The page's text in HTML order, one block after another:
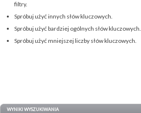
filtry.
Spróbuj użyć innych słów kluczowych.
Spróbuj użyć bardziej ogólnych słów kluczowych.
Spróbuj użyć mniejszej liczby słów kluczowych.
WYNIKI WYSZUKIWANIA